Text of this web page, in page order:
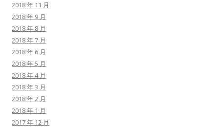
2018 年 11 月
2018 年 9 月
2018 年 8 月
2018 年 7 月
2018 年 6 月
2018 年 5 月
2018 年 4 月
2018 年 3 月
2018 年 2 月
2018 年 1 月
2017 年 12 月